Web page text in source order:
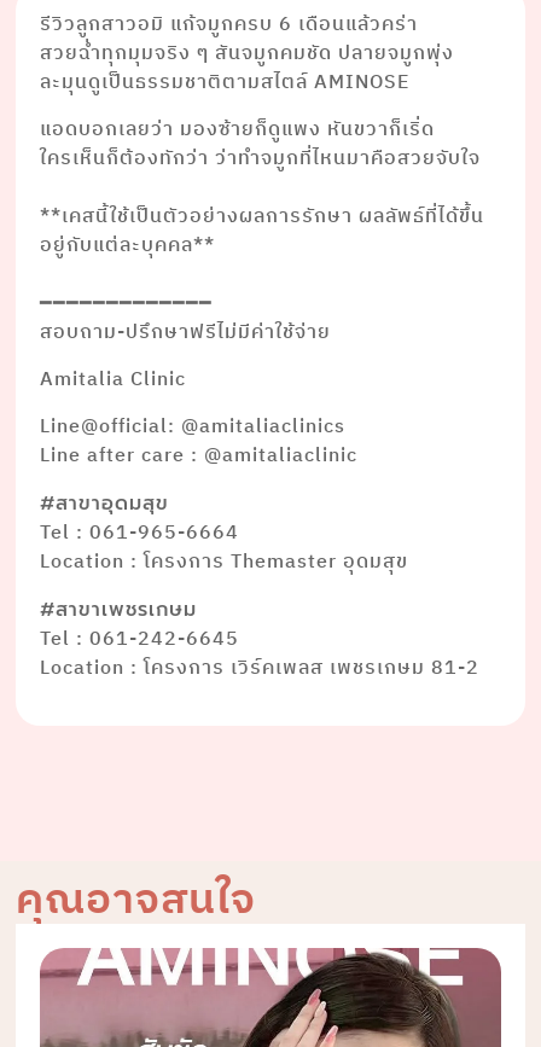
รีวิวลูกสาวอมิ แก้จมูกครบ 6 เดือนแล้วคร่า
สวยฉ่ำทุกมุมจริง ๆ สันจมูกคมชัด ปลายจมูกพุ่ง
ละมุนดูเป็นธรรมชาติตามสไตล์ AMINOSE
แอดบอกเลยว่า มองซ้ายก็ดูแพง หันขวาก็เริ่ด
ใครเห็นก็ต้องทักว่า ว่าทำจมูกที่ไหนมาคือสวยจับใจ
**เคสนี้ใช้เป็นตัวอย่างผลการรักษา ผลลัพธ์ที่ได้ขึ้น
อยู่กับแต่ละบุคคล**
━━━━━━━━━━━━━
สอบถาม-ปรึกษาฟรีไม่มีค่าใช้จ่าย
Amitalia Clinic
Line@official: @amitaliaclinics
Line after care : @amitaliaclinic
#สาขาอุดมสุข
Tel : 061-965-6664
Location : โครงการ Themaster อุดมสุข
#สาขาเพชรเกษม
Tel : 061-242-6645
Location : โครงการ เวิร์คเพลส เพชรเกษม 81-2
คุณอาจสนใจ